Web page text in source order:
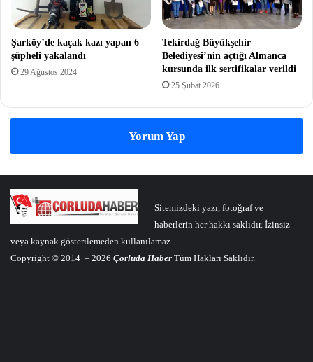
Şarköy’de kaçak kazı yapan 6
şüpheli yakalandı
29 Ağustos 2024
Tekirdağ Büyükşehir
Belediyesi’nin açtığı Almanca
kursunda ilk sertifikalar verildi
25 Şubat 2026
Yorum Yap
Sitemizdeki yazı, fotoğraf ve
haberlerin her hakkı saklıdır. İzinsiz
veya kaynak gösterilemeden kullanılamaz.
Copyright © 2014 – 2026 Çorluda Haber Tüm Hakları Saklıdır.